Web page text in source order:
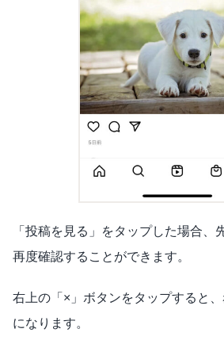
「投稿を見る」をタップした場合、
再度確認することができます。
右上の「×」ボタンをタップすると
になります。